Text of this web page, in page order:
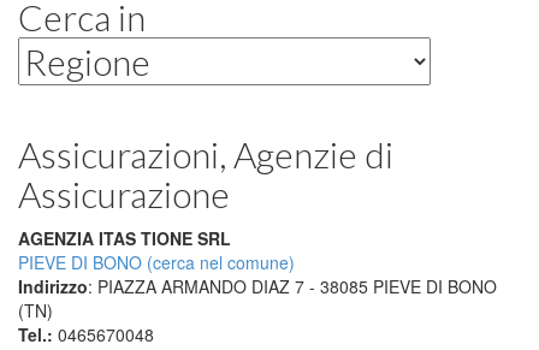
Cerca in
Assicurazioni, Agenzie di
Assicurazione
AGENZIA ITAS TIONE SRL
PIEVE DI BONO (cerca nel comune)
Indirizzo: PIAZZA ARMANDO DIAZ 7 - 38085 PIEVE DI BONO
(TN)
Tel.: 0465670048